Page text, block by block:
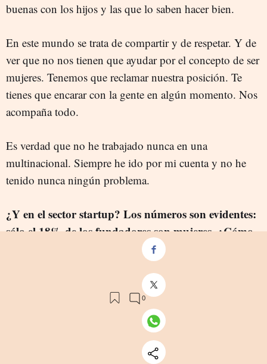
buenas con los hijos y las que lo saben hacer bien.
En este mundo se trata de compartir y de respetar. Y de
ver que no nos tienen que ayudar por el concepto de ser
mujeres. Tenemos que reclamar nuestra posición. Te
tienes que encarar con la gente en algún momento. Nos
acompaña todo.
Es verdad que no he trabajado nunca en una
multinacional. Siempre he ido por mi cuenta y no he
tenido nunca ningún problema.
¿Y en el sector startup? Los números son evidentes:
sólo el 18% de los fundadores son mujeres. ¿Cómo
Termino todas las presentaciones de nuestro 'Mapa del
emprendimiento' preguntando 'Qué hacemos y cómo
nos juntamos todos para convencer a la mujer de que
realmente merece la pena’. Los números no cambian.
Empezamos con un 19% de mujeres fundadoras en la